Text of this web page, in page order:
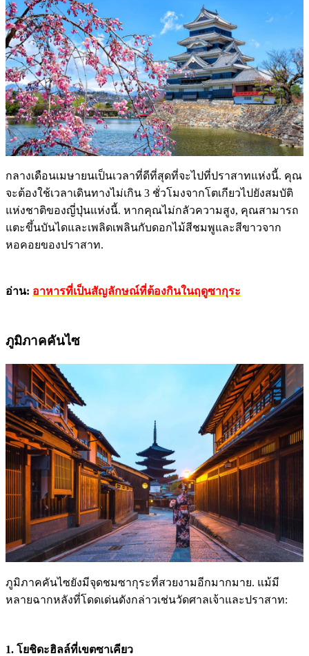
กลางเดือนเมษายนเป็นเวลาที่ดีที่สุดที่จะไปที่ปราสาทแห่งนี้. คุณ
จะต้องใช้เวลาเดินทางไม่เกิน 3 ชั่วโมงจากโตเกียวไปยังสมบัติ
แห่งชาติของญี่ปุ่นแห่งนี้. หากคุณไม่กลัวความสูง, คุณสามารถ
แตะขึ้นบันไดและเพลิดเพลินกับดอกไม้สีชมพูและสีขาวจาก
หอคอยของปราสาท.
อ่าน: อาหารที่เป็นสัญลักษณ์ที่ต้องกินในฤดูซากุระ
ภูมิภาคคันไซ
ภูมิภาคคันไซยังมีจุดชมซากุระที่สวยงามอีกมากมาย. แม้มี
หลายฉากหลังที่โดดเด่นดังกล่าวเช่นวัดศาลเจ้าและปราสาท:
1. โยชิดะฮิลล์ที่เขตซาเคียว